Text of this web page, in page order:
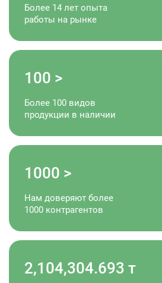
Более 14 лет опыта
работы на рынке
100 >
Более 100 видов
продукции в наличии
1000 >
Нам доверяют более
1000 контрагентов
2,104,304.694 т